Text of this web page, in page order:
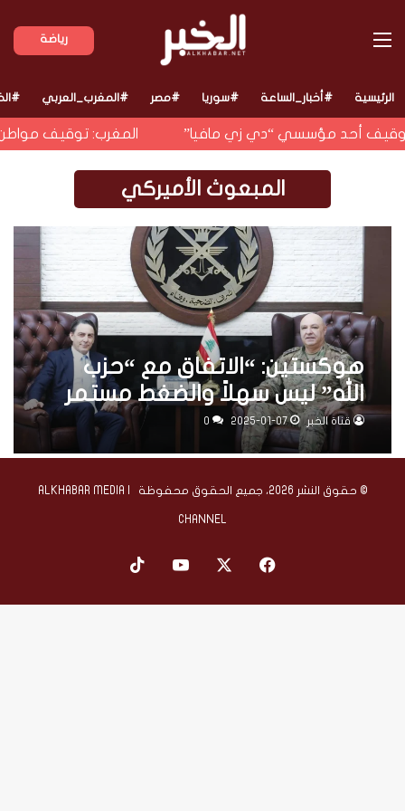
رياضة القائمة
الرئيسية #أخبار_الساعة #سوريا #مصر #المغرب_العربي
توقيف أحد مؤسسي “دي زي مافيا” المغرب: توقيف
المبعوث الأميركي
هوكستين: “الاتفاق مع “حزب
الله” ليس سهلاً والضغط مستمر
على إسرائيل”
قناة الخبر 2025-01-07
0
© حقوق النشر 2026، جميع الحقوق محفوظة | ALKHABAR MEDIA
CHANNEL
فيسبوك ‫YouTube